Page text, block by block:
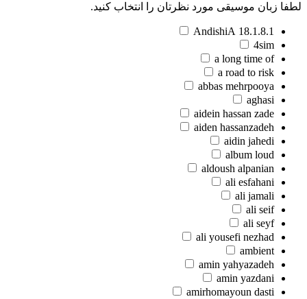
لطفا زبان موسیقی مورد نظرتان را انتخاب کنید.
18.1.8.1 AndishiA
4sim
a long time of
a road to risk
abbas mehrpooya
aghasi
aidein hassan zade
aiden hassanzadeh
aidin jahedi
album loud
aldoush alpanian
ali esfahani
ali jamali
ali seif
ali seyf
ali yousefi nezhad
ambient
amin yahyazadeh
amin yazdani
amirhomayoun dasti